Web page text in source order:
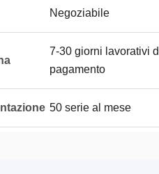
Negoziabile
7-30 giorni lavorativi
pagamento
50 serie al mese